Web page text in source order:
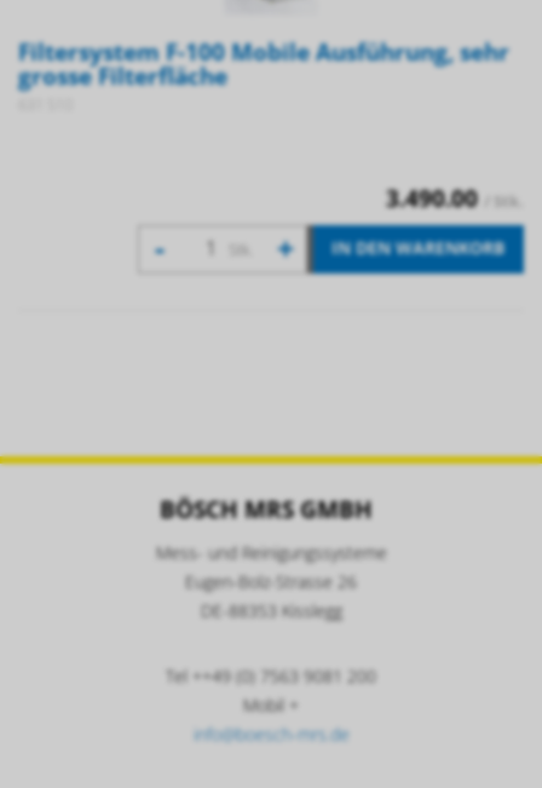
Filtersystem F-100 Mobile Ausführung, sehr
grosse Filterfläche
3.490.00 / Stk.
- + IN DEN WARENKORB
BÖSCH MRS GMBH
Mess- und Reinigungssysteme
Eugen-Bolz-Strasse 26
DE-88353 Kisslegg
Tel ++49 (0) 7563 9081 200
Mobil +
info@boesch-mrs.de